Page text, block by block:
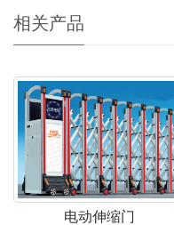
相关产品
电动伸缩门